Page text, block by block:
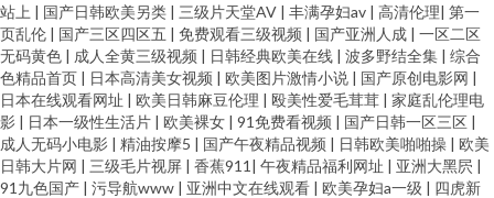
站上 | 国产日韩欧美另类 | 三级片天堂AV | 丰满孕妇av | 高清伦理| 第一
页乱伦 | 国产三区四区五 | 免费观看三级视频 | 国产亚洲人成 | 一区二区
无码黄色 | 成人全黄三级视频 | 日韩经典欧美在线 | 波多野结全集 | 综合
色精品首页 | 日本高清美女视频 | 欧美图片激情小说 | 国产原创电影网 |
日本在线观看网址 | 欧美日韩麻豆伦理 | 殴美性爱毛茸茸 | 家庭乱伦理电
影 | 日本一级性生活片 | 欧美裸女 | 91免费看视频 | 国产日韩一区三区 |
成人无码小电影 | 精油按摩5 | 国产午夜精品视频 | 日韩欧美啪啪操 | 欧美
日韩大片网 | 三级毛片视屏 | 香蕉911 | 午夜精品福利网址 | 亚洲大黑屄 |
91九色国产 | 污导航www | 亚洲中文在线观看 | 欧美孕妇a一级 | 四虎新